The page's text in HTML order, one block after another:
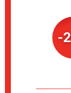
-